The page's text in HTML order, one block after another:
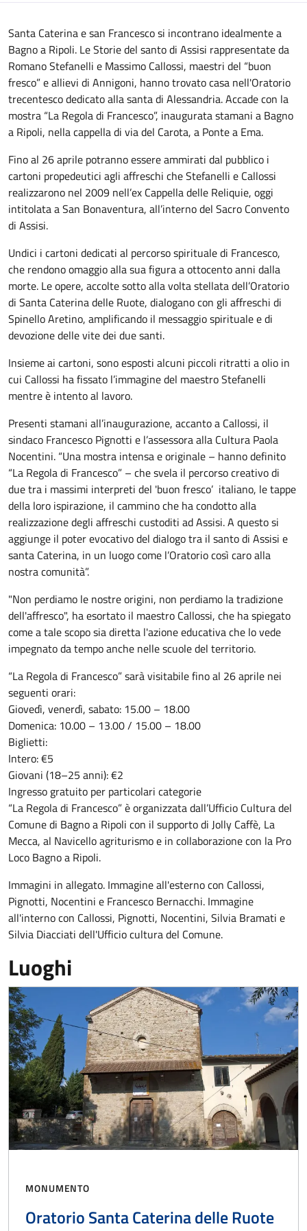
Descrizione
Santa Caterina e san Francesco si incontrano idealmente a
Bagno a Ripoli. Le Storie del santo di Assisi rappresentate da
Romano Stefanelli e Massimo Callossi, maestri del “buon
fresco” e allievi di Annigoni, hanno trovato casa nell'Oratorio
trecentesco dedicato alla santa di Alessandria. Accade con la
mostra “La Regola di Francesco”, inaugurata stamani a Bagno
a Ripoli, nella cappella di via del Carota, a Ponte a Ema.
Fino al 26 aprile potranno essere ammirati dal pubblico i
cartoni propedeutici agli affreschi che Stefanelli e Callossi
realizzarono nel 2009 nell’ex Cappella delle Reliquie, oggi
intitolata a San Bonaventura, all’interno del Sacro Convento
di Assisi.
Undici i cartoni dedicati al percorso spirituale di Francesco,
che rendono omaggio alla sua figura a ottocento anni dalla
morte. Le opere, accolte sotto alla volta stellata dell’Oratorio
di Santa Caterina delle Ruote, dialogano con gli affreschi di
Spinello Aretino, amplificando il messaggio spirituale e di
devozione delle vite dei due santi.
Insieme ai cartoni, sono esposti alcuni piccoli ritratti a olio in
cui Callossi ha fissato l’immagine del maestro Stefanelli
mentre è intento al lavoro.
Presenti stamani all’inaugurazione, accanto a Callossi, il
sindaco Francesco Pignotti e l’assessora alla Cultura Paola
Nocentini. “Una mostra intensa e originale – hanno definito
“La Regola di Francesco” – che svela il percorso creativo di
due tra i massimi interpreti del 'buon fresco’ italiano, le tappe
della loro ispirazione, il cammino che ha condotto alla
realizzazione degli affreschi custoditi ad Assisi. A questo si
aggiunge il poter evocativo del dialogo tra il santo di Assisi e
santa Caterina, in un luogo come l’Oratorio così caro alla
nostra comunità”.
"Non perdiamo le nostre origini, non perdiamo la tradizione
dell'affresco", ha esortato il maestro Callossi, che ha spiegato
come a tale scopo sia diretta l'azione educativa che lo vede
impegnato da tempo anche nelle scuole del territorio.
“La Regola di Francesco” sarà visitabile fino al 26 aprile nei
seguenti orari:
Giovedì, venerdì, sabato: 15.00 – 18.00
Domenica: 10.00 – 13.00 / 15.00 – 18.00
Biglietti:
Intero: €5
Giovani (18–25 anni): €2
Ingresso gratuito per particolari categorie
“La Regola di Francesco” è organizzata dall’Ufficio Cultura del
Comune di Bagno a Ripoli con il supporto di Jolly Caffè, La
Mecca, al Navicello agriturismo e in collaborazione con la Pro
Loco Bagno a Ripoli.
Immagini in allegato. Immagine all'esterno con Callossi,
Pignotti, Nocentini e Francesco Bernacchi. Immagine
all'interno con Callossi, Pignotti, Nocentini, Silvia Bramati e
Silvia Diacciati dell'Ufficio cultura del Comune.
Luoghi
MONUMENTO
Oratorio Santa Caterina delle Ruote